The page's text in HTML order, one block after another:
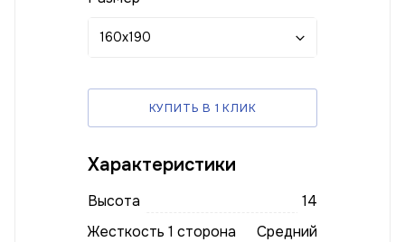
160x190
КУПИТЬ В 1 КЛИК
Характеристики
Высота
14
Жесткость 1 сторона
Средний